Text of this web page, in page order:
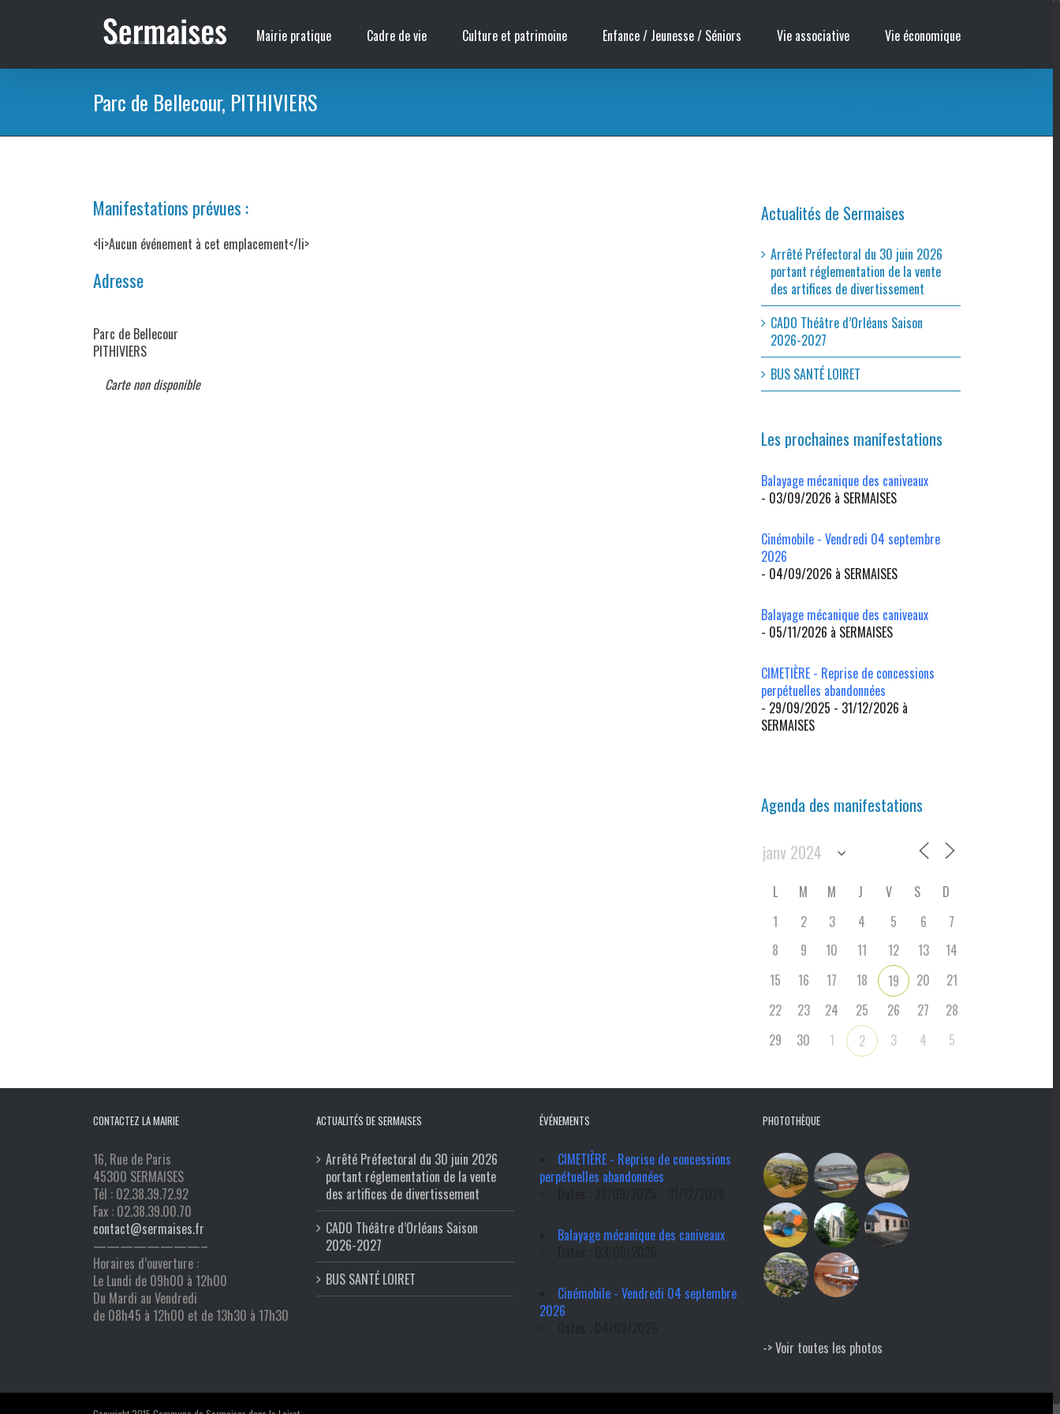
Mairie pratique Cadre de vie Culture et patrimoine Enfance / Jeunesse / Séniors Vie associative Vie économique
Parc de Bellecour, PITHIVIERS
Manifestations prévues :
<li>Aucun événement à cet emplacement</li>
Adresse
Parc de Bellecour
PITHIVIERS
Carte non disponible
Actualités de Sermaises
Arrêté Préfectoral du 30 juin 2026
portant réglementation de la vente
des artifices de divertissement
CADO Théâtre d’Orléans Saison
2026-2027
BUS SANTÉ LOIRET
Les prochaines manifestations
Balayage mécanique des caniveaux
- 03/09/2026 à SERMAISES
Cinémobile - Vendredi 04 septembre
2026
- 04/09/2026 à SERMAISES
Balayage mécanique des caniveaux
- 05/11/2026 à SERMAISES
CIMETIÈRE - Reprise de concessions
perpétuelles abandonnées
- 29/09/2025 - 31/12/2026 à
SERMAISES
Agenda des manifestations
L M M J V S
D
1
2 3 4 5 6
7
8
9 10 11 12 13
14
15
16 17 18 19 20
21
22
23 24 25 26 27
28
29
30 1 2 3 4 5
CONTACTEZ LA MAIRIE
16, Rue de Paris
45300 SERMAISES
Tél : 02.38.39.72.92
Fax : 02.38.39.00.70
contact@sermaises.fr
————————–
Horaires d’ouverture :
Le Lundi de 09h00 à 12h00
Du Mardi au Vendredi
de 08h45 à 12h00 et de 13h30 à 17h30
ACTUALITÉS DE SERMAISES
Arrêté Préfectoral du 30 juin 2026
portant réglementation de la vente
des artifices de divertissement
CADO Théâtre d’Orléans Saison
2026-2027
BUS SANTÉ LOIRET
ÉVÉNEMENTS
CIMETIÈRE - Reprise de concessions
perpétuelles abandonnées
Balayage mécanique des caniveaux
Cinémobile - Vendredi 04 septembre
2026
PHOTOTHÈQUE
-> Voir toutes les photos